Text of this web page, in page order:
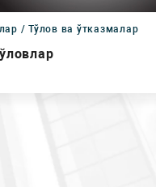
/ Тўлов ва ўтказмалар